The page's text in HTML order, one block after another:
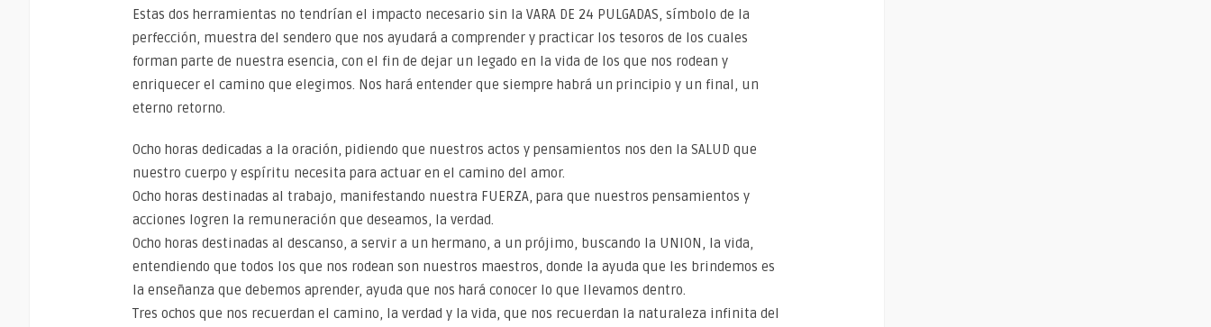
Estas dos herramientas no tendrían el impacto necesario sin la VARA DE 24 PULGADAS, símbolo de la
perfección, muestra del sendero que nos ayudará a comprender y practicar los tesoros de los cuales
forman parte de nuestra esencia, con el fin de dejar un legado en la vida de los que nos rodean y
enriquecer el camino que elegimos. Nos hará entender que siempre habrá un principio y un final, un
eterno retorno.
Ocho horas dedicadas a la oración, pidiendo que nuestros actos y pensamientos nos den la SALUD que
nuestro cuerpo y espíritu necesita para actuar en el camino del amor.
Ocho horas destinadas al trabajo, manifestando nuestra FUERZA, para que nuestros pensamientos y
acciones logren la remuneración que deseamos, la verdad.
Ocho horas destinadas al descanso, a servir a un hermano, a un prójimo, buscando la UNION, la vida,
entendiendo que todos los que nos rodean son nuestros maestros, donde la ayuda que les brindemos es
la enseñanza que debemos aprender, ayuda que nos hará conocer lo que llevamos dentro.
Tres ochos que nos recuerdan el camino, la verdad y la vida, que nos recuerdan la naturaleza infinita del